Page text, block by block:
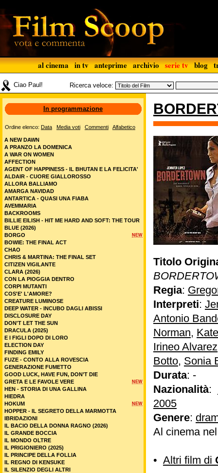
al cinema in tv anteprime archivio serie tv blog
Ciao Paul! Ricerca veloce:
Titolo
Regia:
Interpreti:
Antonio
Norman,
Irineo Alvarez
Botto, Sonia
Durata: -
Nazionalità:
2005
Genere:
Al cinema
• Altri film di
In programmazione
Ordine elenco: Data Media voti Commenti Alfabetico
A NEW DAWN
A PRANZO LA DOMENICA
A WAR ON WOMEN
AFFECTION
AGENT OF HAPPINESS - IL BHUTAN E LA FELICITA'
ALDAIR - CUORE GIALLOROSSO
ALLORA BALLIAMO
AMARGA NAVIDAD
ANTARTICA - QUASI UNA FIABA
AVEMMARIA
BACKROOMS
BILLIE EILISH - HIT ME HARD AND SOFT: THE TOUR
BLUE (2026)
NEW
BORGO
BOWIE: THE FINAL ACT
CHAO
CHRIS & MARTINA: THE FINAL SET
CITIZEN VIGILANTE
CLARA (2026)
CON LA PIOGGIA DENTRO
CORPI MUTANTI
COS'E' L'AMORE?
CREATURE LUMINOSE
DEEP WATER - INCUBO DAGLI ABISSI
DISCLOSURE DAY
DON'T LET THE SUN
DRACULA (2025)
E I FIGLI DOPO DI LORO
ELECTION DAY
FINDING EMILY
FUZE - CONTO ALLA ROVESCIA
GENERAZIONE FUMETTO
GOOD LUCK, HAVE FUN, DON’T DIE
NEW
GRETA E LE FAVOLE VERE
HEN - STORIA DI UNA GALLINA
HIEDRA
NEW
HOKUM
HOPPER - IL SEGRETO DELLA MARMOTTA
IBRIDAZIONI
IL BACIO DELLA DONNA RAGNO (2026)
IL GRANDE BOCCIA
IL MONDO OLTRE
IL PRIGIONIERO (2025)
IL PRINCIPE DELLA FOLLIA
IL REGNO DI KENSUKE
IL SILENZIO DEGLI ALTRI